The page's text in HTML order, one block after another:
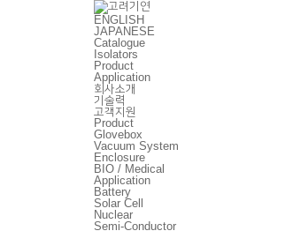
ENGLISH
JAPANESE
Catalogue
Isolators
Product
Application
회사소개
기술력
고객지원
Product
Glovebox
Vacuum System
Enclosure
BIO / Medical
Application
Battery
Solar Cell
Nuclear
Semi-Conductor